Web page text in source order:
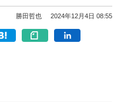
勝田哲也 2024年12月4日 08:55